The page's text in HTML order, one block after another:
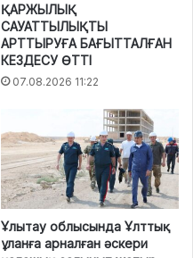
ҚАРЖЫЛЫҚ
САУАТТЫЛЫҚТЫ
АРТТЫРУҒА БАҒЫТТАЛҒАН
КЕЗДЕСУ ӨТТІ
07.08.2026 11:22
Ұлытау облысында Ұлттық
ұланға арналған әскери